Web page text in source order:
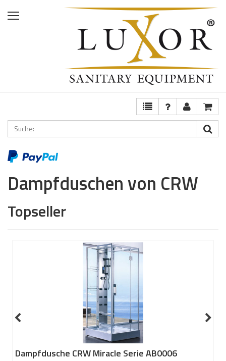
Home
Dampfduschen von CRW
Topseller
Dampfdusche CRW Miracle Serie AB0006